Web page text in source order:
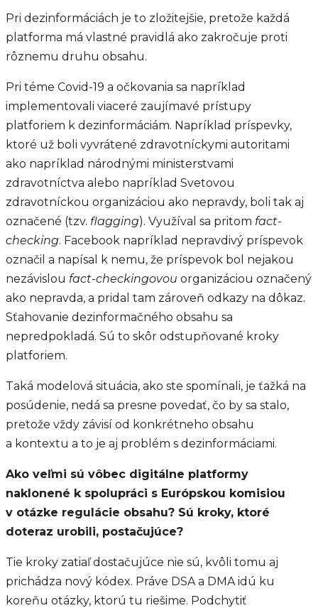
Pri dezinformáciách je to zložitejšie, pretože každá
platforma má vlastné pravidlá ako zakročuje proti
rôznemu druhu obsahu.
Pri téme Covid-19 a očkovania sa napríklad
implementovali viaceré zaujímavé prístupy
platforiem k dezinformáciám. Napríklad príspevky,
ktoré už boli vyvrátené zdravotníckymi autoritami
ako napríklad národnými ministerstvami
zdravotníctva alebo napríklad Svetovou
zdravotníckou organizáciou ako nepravdy, boli tak aj
označené (tzv. flagging). Využíval sa pritom fact-
checking. Facebook napríklad nepravdivý príspevok
označil a napísal k nemu, že príspevok bol nejakou
nezávislou fact-checkingovou organizáciou označený
ako nepravda, a pridal tam zároveň odkazy na dôkaz.
Sťahovanie dezinformačného obsahu sa
nepredpokladá. Sú to skôr odstupňované kroky
platforiem.
Taká modelová situácia, ako ste spomínali, je ťažká na
posúdenie, nedá sa presne povedať, čo by sa stalo,
pretože vždy závisí od konkrétneho obsahu
a kontextu a to je aj problém s dezinformáciami.
Ako veľmi sú vôbec digitálne platformy
naklonené k spolupráci s Európskou komisiou
v otázke regulácie obsahu? Sú kroky, ktoré
doteraz urobili, postačujúce?
Tie kroky zatiaľ dostačujúce nie sú, kvôli tomu aj
prichádza nový kódex. Práve DSA a DMA idú ku
koreňu otázky, ktorú tu riešime. Podchytiť